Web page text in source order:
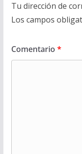
Tu dirección de
Los campos
Comentario *